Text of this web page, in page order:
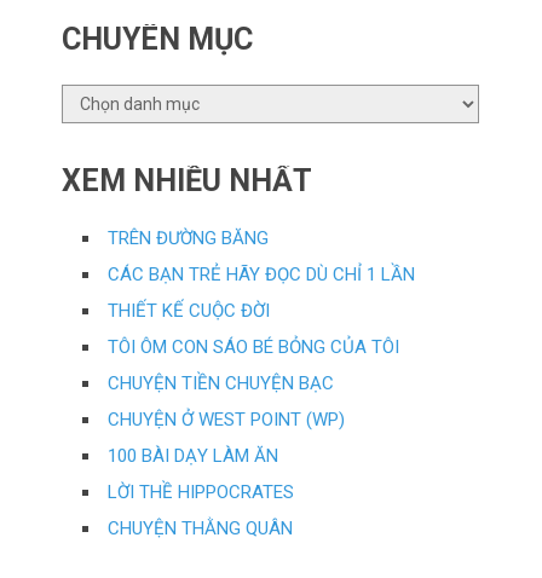
CHUYÊN MỤC
CHUYÊN
MỤC
XEM NHIỀU NHẤT
TRÊN ĐƯỜNG BĂNG
CÁC BẠN TRẺ HÃY ĐỌC DÙ CHỈ 1 LẦN
THIẾT KẾ CUỘC ĐỜI
TÔI ÔM CON SÁO BÉ BỎNG CỦA TÔI
CHUYỆN TIỀN CHUYỆN BẠC
CHUYỆN Ở WEST POINT (WP)
100 BÀI DẠY LÀM ĂN
LỜI THỀ HIPPOCRATES
CHUYỆN THẰNG QUÂN